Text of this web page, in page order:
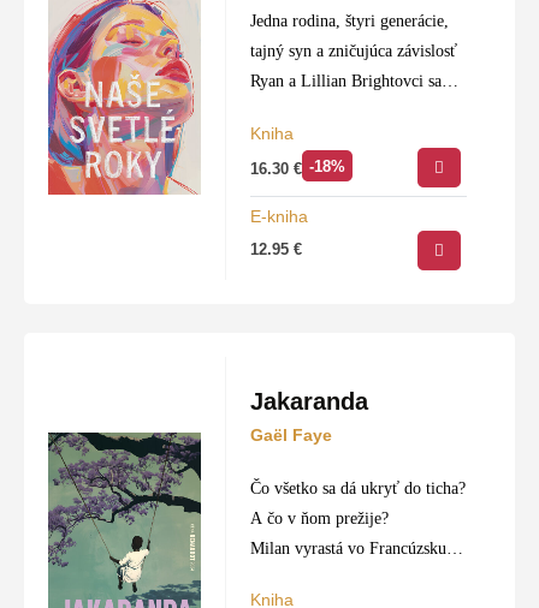
Jedna rodina, štyri generácie,
tajný syn a zničujúca závislosť
Ryan a Lillian Brightovci sa
zosobášení a práve sa im
narodila dcéra Georgette.
Lenže Lillian má syna, o…
Kniha
16.30€ -18%
E-kniha
12.95€
Jakaranda
Gaël Faye
Čo všetko sa dá ukryť do ticha?
A čo v ňom prežije?
Milan vyrastá vo Francúzsku v
Kniha